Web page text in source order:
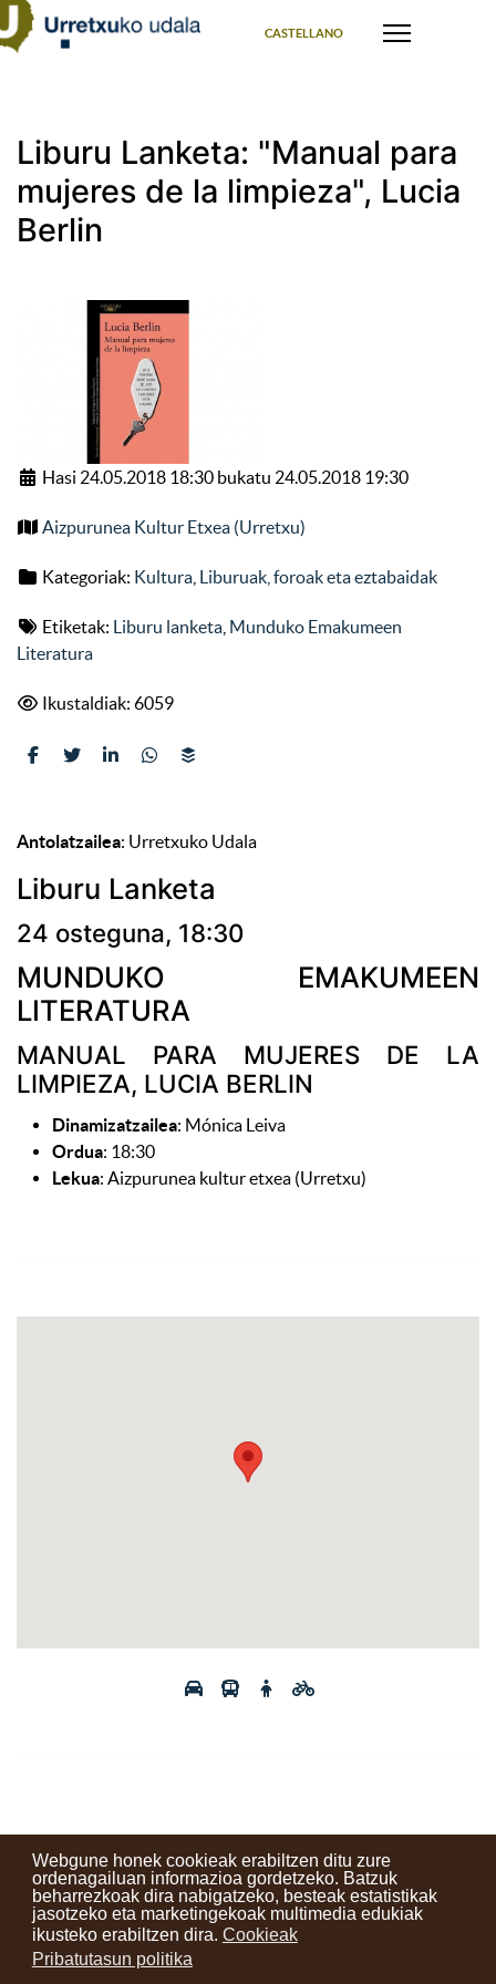
Webgune honek cookieak erabiltzen ditu zure
ordenagailuan informazioa gordetzeko. Batzuk
beharrezkoak dira nabigatzeko, besteak estatistikak
jasotzeko eta marketingekoak multimedia edukiak
ikusteko erabiltzen dira. Cookieak
Pribatutasun politika
CASTELLANO
Liburu Lanketa: "Manual para
mujeres de la limpieza", Lucia
Berlin
Hasi 24.05.2018 18:30 bukatu 24.05.2018 19:30
Aizpurunea Kultur Etxea (Urretxu)
Kategoriak: Kultura Liburuak, foroak eta eztabaidak
Etiketak: Liburu lanketa Munduko Emakumeen
Literatura
Ikustaldiak: 6059
Antolatzailea: Urretxuko Udala
Liburu Lanketa
24 osteguna, 18:30
MUNDUKO EMAKUMEEN
LITERATURA
MANUAL PARA MUJERES DE LA
LIMPIEZA, LUCIA BERLIN
Dinamizatzailea: Mónica Leiva
Ordua: 18:30
Lekua: Aizpurunea kultur etxea (Urretxu)
Kontaktuak Erabilera baldintzak Lege oharra
Berriak
Zure iritzia